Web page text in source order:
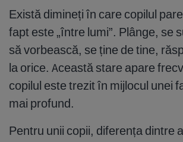
Există dimineți în care copilul
fapt este „între lumi”. Plânge, se
să vorbească, se ține de tine,
la orice. Această stare apare
copilul este trezit în mijlocul unei
mai profund.
Pentru unii copii, diferența dintre